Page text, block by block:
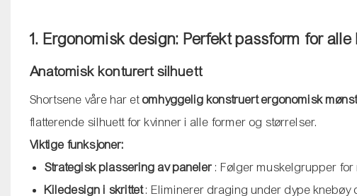
1. Ergonomisk design: Perfekt passform for
Anatomisk konturert silhuett
Shortsene våre har etomhyggelig konstruert ergonomisk
flatterende silhuett for kvinner i alle former og størrelser.
Viktige funksjoner:
Strategisk plassering av paneler: Følger muskelgrupper
Kiledesign i skrittet: Eliminerer draging under dype knebøy